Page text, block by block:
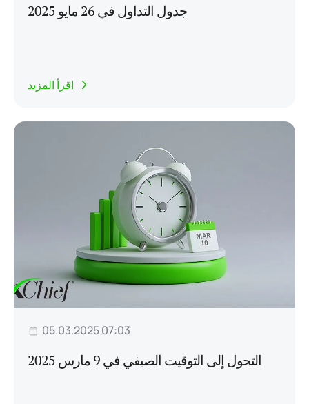
جدول التداول في 26 مايو 2025
اقرأ المزيد
05.03.2025 07:03
التحول إلى التوقيت الصيفي في 9 مارس 2025